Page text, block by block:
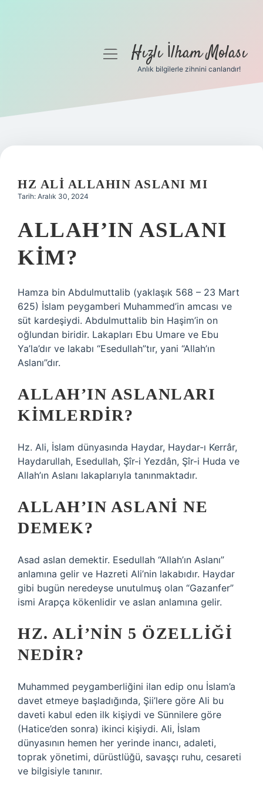
Gizlilik Politikası
Yasal Uyarı
menüyüHızlı İlham Molası
Anlık bilgilerle zihnini canlandır!
HZ ALI ALLAHIN ASLANI MI
Tarih: Aralık 30, 2024
ALLAH’IN ASLANI
KIM?
Hamza bin Abdulmuttalib (yaklaşık 568 – 23 Mart
625) İslam peygamberi Muhammed’in amcası ve
süt kardeşiydi. Abdulmuttalib bin Haşim’in on
oğlundan biridir. Lakapları Ebu Umare ve Ebu
Ya’la’dır ve lakabı “Esedullah”tır, yani “Allah’ın
Aslanı”dır.
ALLAH’IN ASLANLARI
KIMLERDIR?
Hz. Ali, İslam dünyasında Haydar, Haydar-ı Kerrâr,
Haydarullah, Esedullah, Şîr-i Yezdân, Şîr-i Huda ve
Allah’ın Aslanı lakaplarıyla tanınmaktadır.
ALLAH’IN ASLANI NE
DEMEK?
Asad aslan demektir. Esedullah “Allah’ın Aslanı”
anlamına gelir ve Hazreti Ali’nin lakabıdır. Haydar
gibi bugün neredeyse unutulmuş olan “Gazanfer”
ismi Arapça kökenlidir ve aslan anlamına gelir.
HZ. ALI’NIN 5 ÖZELLIĞI
NEDIR?
Muhammed peygamberliğini ilan edip onu İslam’a
davet etmeye başladığında, Şii’lere göre Ali bu
daveti kabul eden ilk kişiydi ve Sünnilere göre
(Hatice’den sonra) ikinci kişiydi. Ali, İslam
dünyasının hemen her yerinde inancı, adaleti,
toprak yönetimi, dürüstlüğü, savaşçı ruhu, cesareti
ve bilgisiyle tanınır.